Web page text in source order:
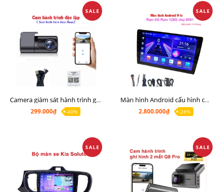
SALE
Camera giám sát hành trình giá rẻ, cam hành trình cho màn Android, cam hành trình kết nối điện thoại
299.000₫
-40%
SALE
Màn hình Android cấu hình cao Ram 6G Rom 128G chip 8 nhân 8581
2.800.000₫
-28%
SALE SALE